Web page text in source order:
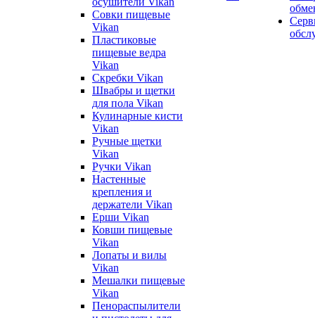
Совки пищевые
Vikan
Пластиковые
пищевые ведра
Vikan
Скребки Vikan
Швабры и щетки
для пола Vikan
Кулинарные кисти
Vikan
Ручные щетки
Vikan
Ручки Vikan
Настенные
крепления и
держатели Vikan
Ерши Vikan
Ковши пищевые
Vikan
Лопаты и вилы
Vikan
Мешалки пищевые
Vikan
Пенораспылители